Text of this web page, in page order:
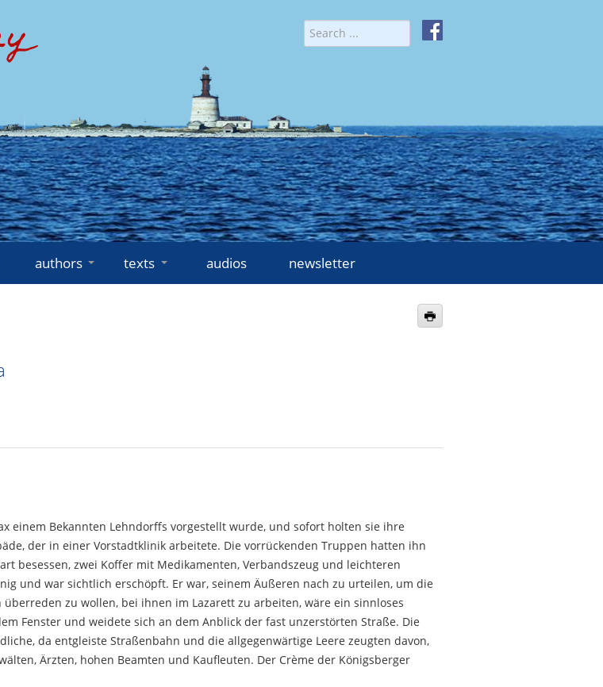
authors texts audios newsletter
einem Bekannten Lehndorffs vorgestellt wurde, und sofort holten sie ihre
der in einer Vorstadtklinik arbeitete. Die vorrückenden Truppen hatten ihn
besessen, zwei Koffer mit Medikamenten, Verbandszeug und leichteren
und war sichtlich erschöpft. Er war, seinem Äußeren nach zu urteilen, um die
zu wollen, bei ihnen im Lazarett zu arbeiten, wäre ein sinnloses
Fenster und weidete sich an dem Anblick der fast unzerstörten Straße. Die
da entgleiste Straßenbahn und die allgegenwärtige Leere zeugten davon,
Ärzten, hohen Beamten und Kaufleuten. Der Crème der Königsberger